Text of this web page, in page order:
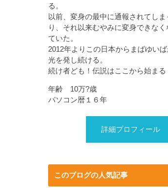
る。
以前、変身の最中に通報されてし
り、それ以来むやみに変身できなく
ていた。
2012年よりこの日本からまばゆい
光を発し続ける。
続け者ども！伝説はここから始まる
年齢 10万?歳
パソコン暦１６年
詳細プロフィール
このブログの人気記事